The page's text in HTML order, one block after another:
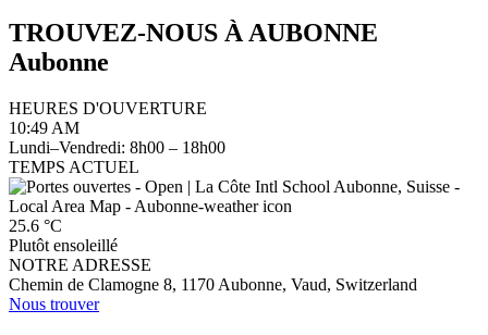
TROUVEZ-NOUS À AUBONNE
Aubonne
HEURES D'OUVERTURE
10:49 AM
Lundi–Vendredi: 8h00 – 18h00
TEMPS ACTUEL
25.6 °C
Plutôt ensoleillé
NOTRE ADRESSE
Chemin de Clamogne 8, 1170 Aubonne, Vaud, Switzerland
Nous trouver